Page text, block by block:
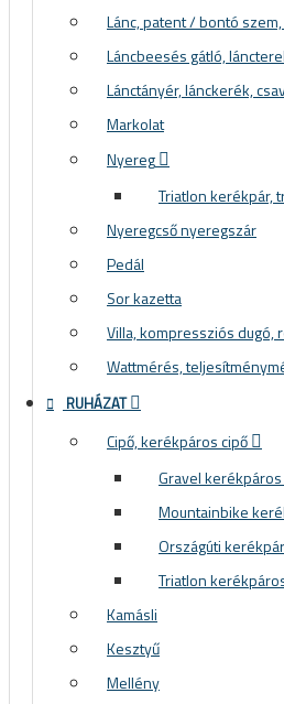
Lánc, patent / bontó
Láncbeesés gátló,
Lánctányér, lánckerék,
Markolat
Nyereg
Triatlon kerékpár,
Nyeregcső nyeregszár
Pedál
Sor kazetta
Villa, kompressziós dugó,
Wattmérés,
RUHÁZAT
Cipő, kerékpáros cipő
Gravel
Mountainbike
Országúti
Triatlon
Kamásli
Kesztyű
Mellény